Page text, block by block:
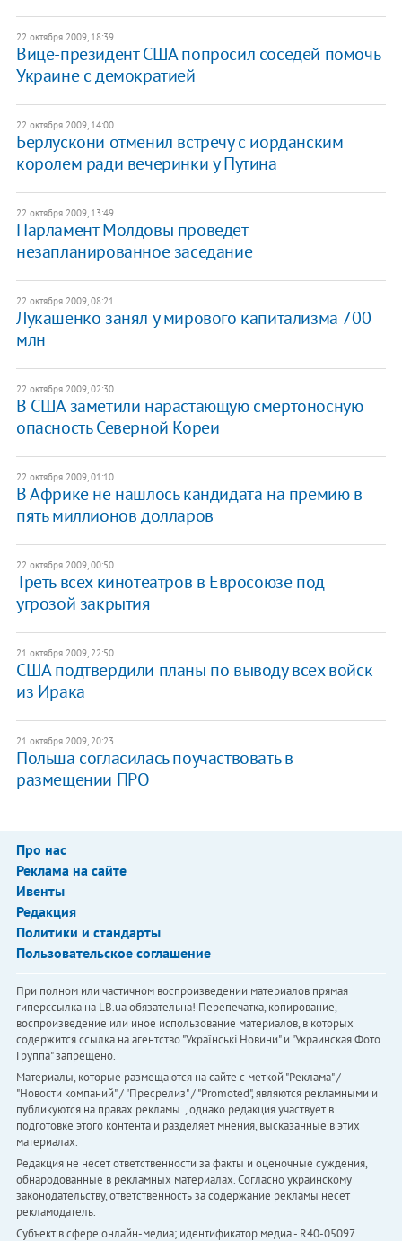
22 октября 2009, 18:39
Вице-президент США попросил соседей помочь
Украине с демократией
22 октября 2009, 14:00
Берлускони отменил встречу с иорданским
королем ради вечеринки у Путина
22 октября 2009, 13:49
Парламент Молдовы проведет
незапланированное заседание
22 октября 2009, 08:21
Лукашенко занял у мирового капитализма 700
млн
22 октября 2009, 02:30
В США заметили нарастающую смертоносную
опасность Северной Кореи
22 октября 2009, 01:10
В Африке не нашлось кандидата на премию в
пять миллионов долларов
22 октября 2009, 00:50
Треть всех кинотеатров в Евросоюзе под
угрозой закрытия
21 октября 2009, 22:50
США подтвердили планы по выводу всех войск
из Ирака
21 октября 2009, 20:23
Польша согласилась поучаствовать в
размещении ПРО
Про нас
Реклама на сайте
Ивенты
Редакция
Политики и стандарты
Пользовательское соглашение
При полном или частичном воспроизведении материалов прямая
гиперссылка на LB.ua обязательна! Перепечатка, копирование,
воспроизведение или иное использование материалов, в которых
содержится ссылка на агентство "Українськi Новини" и "Украинская Фото
Группа" запрещено.
Материалы, которые размещаются на сайте с меткой "Реклама" /
"Новости компаний" / "Пресрелиз" / "Promoted", являются рекламными и
публикуются на правах рекламы. , однако редакция участвует в
подготовке этого контента и разделяет мнения, высказанные в этих
материалах.
Редакция не несет ответственности за факты и оценочные суждения,
обнародованные в рекламных материалах. Согласно украинскому
законодательству, ответственность за содержание рекламы несет
рекламодатель.
Субъект в сфере онлайн-медиа; идентификатор медиа - R40-05097